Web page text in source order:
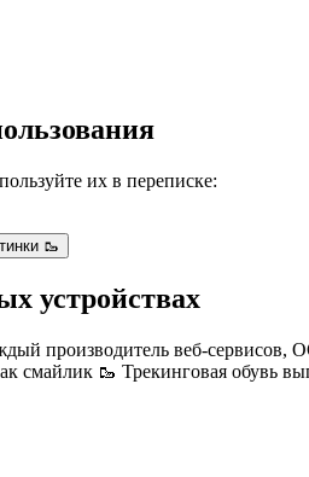
их в переписке:
🥾
устройствах
производитель веб-сервисов,
смайлик 🥾 Трекинговая обувь